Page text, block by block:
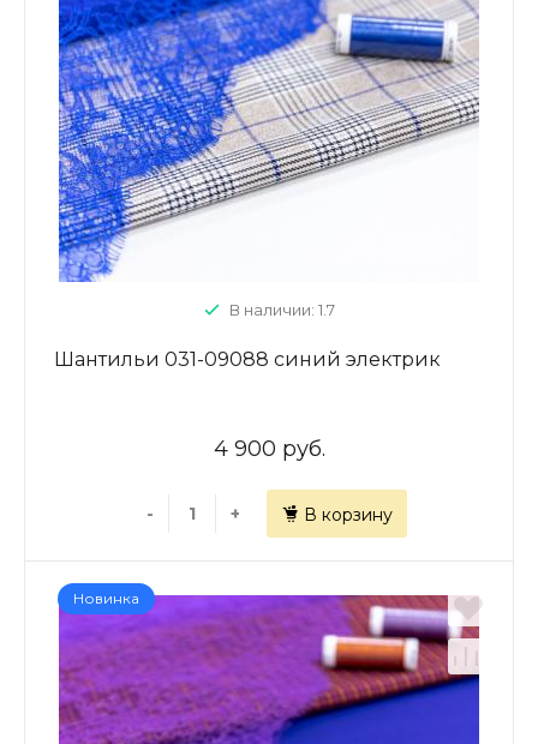
В наличии: 1.7
Шантильи 031-09088 синий электрик
4 900 руб.
- + В корзину
Новинка